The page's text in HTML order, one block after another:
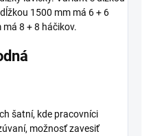
1500 mm má 6 + 6
8 + 8 háčikov.
šatní, kde pracovníci
možnosť zavesiť